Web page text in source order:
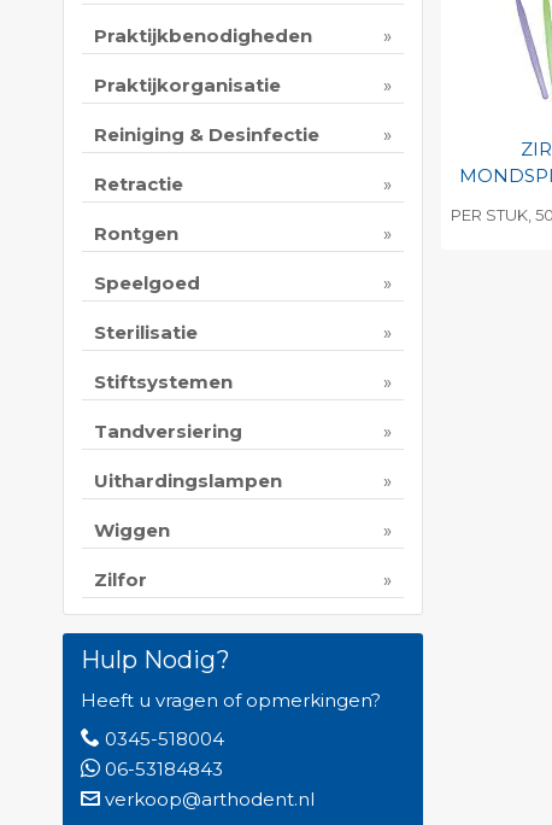
PER STUK,
Praktijkbenodigheden
Praktijkorganisatie
Reiniging & Desinfectie
Retractie
Rontgen
Speelgoed
Sterilisatie
Stiftsystemen
Tandversiering
Uithardingslampen
Wiggen
Zilfor
Hulp Nodig?
Heeft u vragen of opmerkingen?
0345-518004
06-53184843
verkoop@arthodent.nl